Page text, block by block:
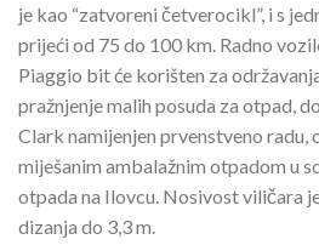
je kao “zatvoreni četverocikl”, i s
prijeći od 75 do 100 km. Radno
Piaggio bit će korišten za
pražnjenje malih posuda za otpad,
Clark namijenjen prvenstveno radu,
miješanim ambalažnim otpadom u
otpada na Ilovcu. Nosivost viličara
dizanja do 3,3 m.